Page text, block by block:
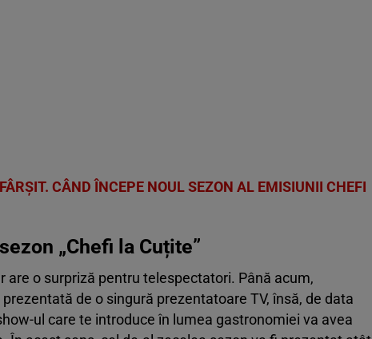
CÂND ÎNCEPE NOUL SEZON AL EMISIUNII CHEFI
„Chefi la Cuțite”
are o surpriză pentru telespectatori. Până acum,
de o singură prezentatoare TV, însă, de data
ul care te introduce în lumea gastronomiei va avea